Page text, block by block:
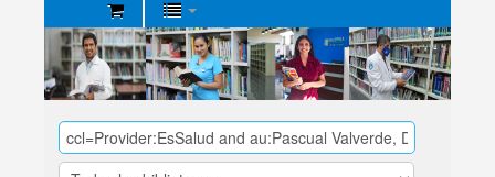
Biblioteca
Central
EsSalud